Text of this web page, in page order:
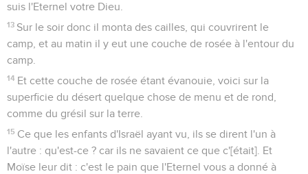
suis l'Eternel votre Dieu.
13 Sur le soir donc il monta des cailles, qui couvrirent le
camp, et au matin il y eut une couche de rosée à l'entour du
camp.
14 Et cette couche de rosée étant évanouie, voici sur la
superficie du désert quelque chose de menu et de rond,
comme du grésil sur la terre.
15 Ce que les enfants d'Israël ayant vu, ils se dirent l'un à
l'autre : qu'est-ce ? car ils ne savaient ce que c'[était]. Et
Moïse leur dit : c'est le pain que l'Eternel vous a donné à